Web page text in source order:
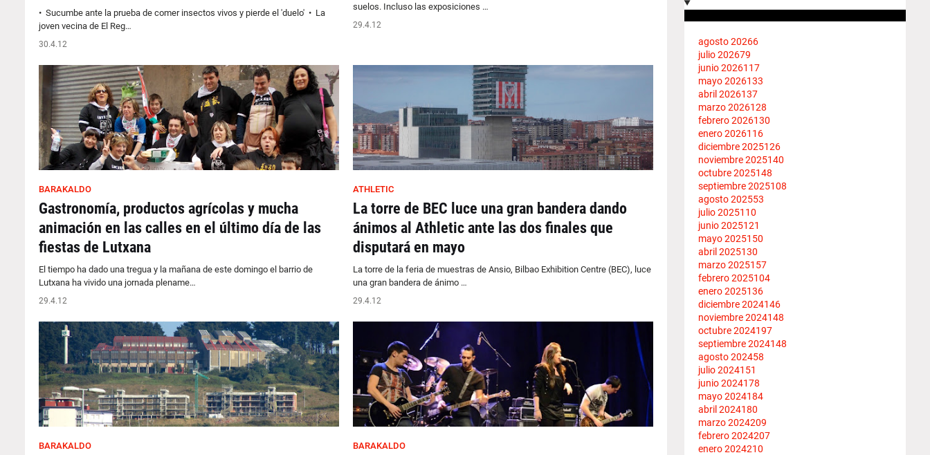
• Sucumbe ante la prueba de comer insectos vivos y pierde el 'duelo' • La
joven vecina de El Reg…
30.4.12
suelos. Incluso las exposiciones …
29.4.12
BARAKALDO
Gastronomía, productos agrícolas y mucha
animación en las calles en el último día de las
fiestas de Lutxana
El tiempo ha dado una tregua y la mañana de este domingo el barrio de
Lutxana ha vivido una jornada plename…
29.4.12
ATHLETIC
La torre de BEC luce una gran bandera dando
ánimos al Athletic ante las dos finales que
disputará en mayo
La torre de la feria de muestras de Ansio, Bilbao Exhibition Centre (BEC), luce
una gran bandera de ánimo …
29.4.12
BARAKALDO BARAKALDO
agosto 20266
julio 202679
junio 2026117
mayo 2026133
abril 2026137
marzo 2026128
febrero 2026130
enero 2026116
diciembre 2025126
noviembre 2025140
octubre 2025148
septiembre 2025108
agosto 202553
julio 2025110
junio 2025121
mayo 2025150
abril 2025130
marzo 2025157
febrero 2025104
enero 2025136
diciembre 2024146
noviembre 2024148
octubre 2024197
septiembre 2024148
agosto 202458
julio 2024151
junio 2024178
mayo 2024184
abril 2024180
marzo 2024209
febrero 2024207
enero 2024210